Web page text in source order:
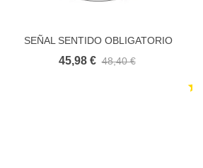
Añadir al carrito
SEÑAL SENTIDO OBLIGATORIO
45,98 € 48,40 €